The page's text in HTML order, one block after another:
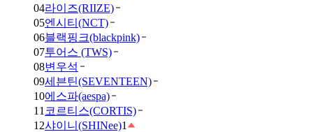
04라이즈(RIIZE)
05엔시티(NCT)
06블랙핑크(blackpink)
07투어스 (TWS)
08변우석
09세븐틴(SEVENTEEN)
10에스파(aespa)
11 코르티스(CORTIS)
12샤이니(SHINee)1